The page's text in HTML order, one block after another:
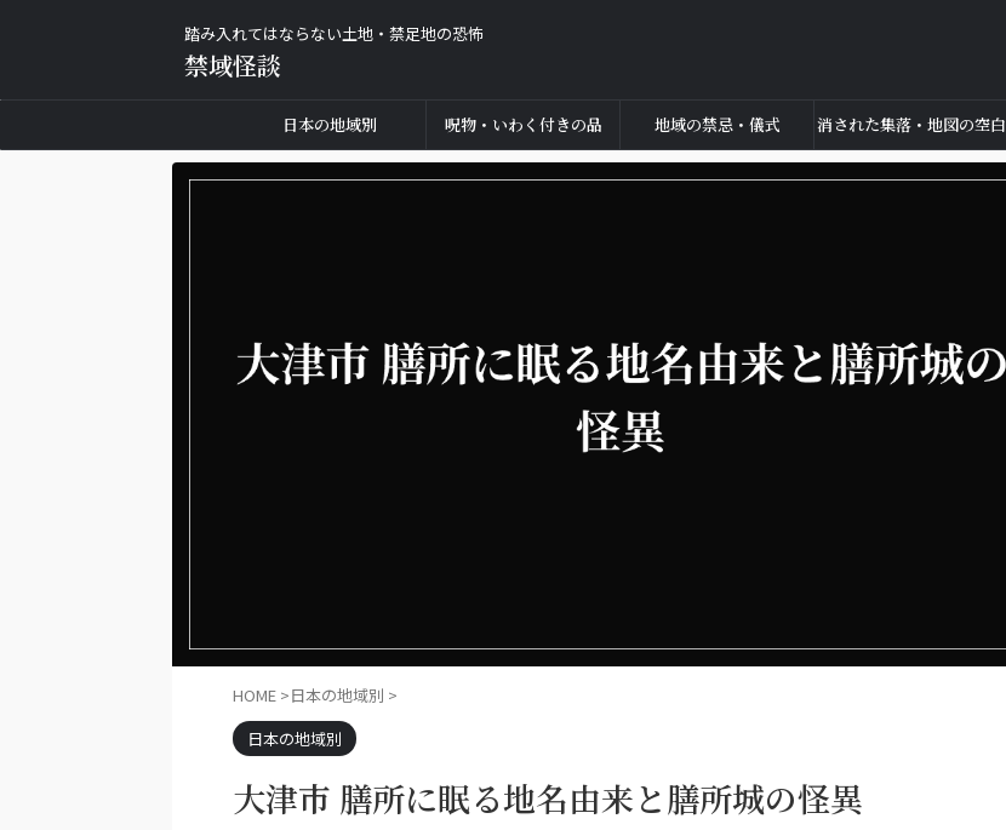
踏み入れてはならない土地・禁足地の恐怖
禁域怪談
日本の地域別 呪物・いわく付きの品 地域の禁忌・儀式 消された集落・地図の空白
HOME >日本の地域別 >
日本の地域別
大津市 膳所に眠る地名由来と膳所城の怪異